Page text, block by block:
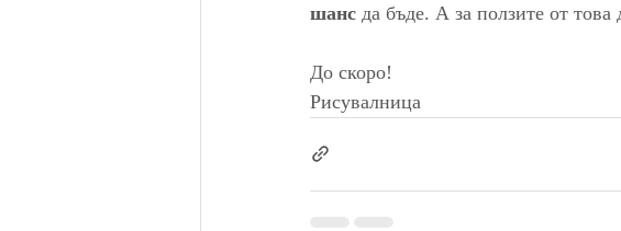
шанс да бъде. А за ползите от
До скоро!
Рисувалница